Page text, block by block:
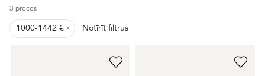
3 preces
1000-1442 € Notīrīt filtrus